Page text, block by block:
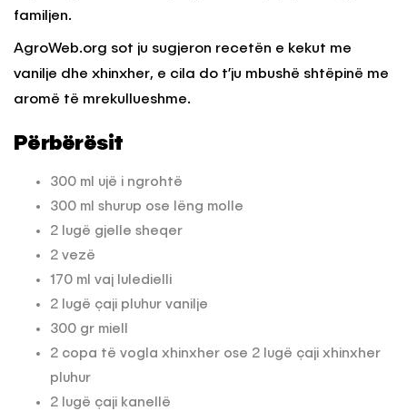
familjen.
AgroWeb.org sot ju sugjeron recetën e kekut me
vanilje dhe xhinxher, e cila do t’ju mbushë shtëpinë me
aromë të mrekullueshme.
Përbërësit
300 ml ujë i ngrohtë
300 ml shurup ose lëng molle
2 lugë gjelle sheqer
2 vezë
170 ml vaj luledielli
2 lugë çaji pluhur vanilje
300 gr miell
2 copa të vogla xhinxher ose 2 lugë çaji xhinxher
pluhur
2 lugë çaji kanellë